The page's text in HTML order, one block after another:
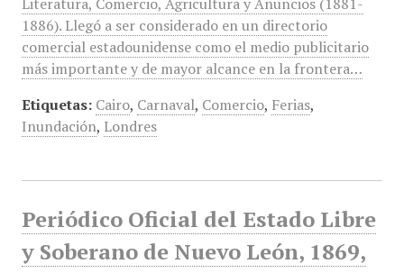
1886). Llegó a ser considerado en un directorio
comercial estadounidense como el medio publicitario
más importante y de mayor alcance en la frontera…
Etiquetas: Cairo, Carnaval, Comercio, Ferias,
Inundación, Londres
Periódico Oficial del Estado Libre
y Soberano de Nuevo León, 1869,